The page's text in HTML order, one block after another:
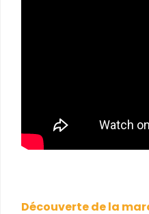
Découverte de la